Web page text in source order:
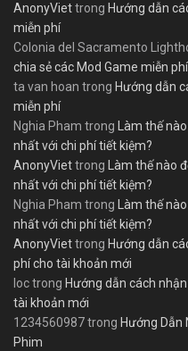
AnonyViettrong Hướng dẫn
miễn phí
Colonia del Sacramento
chia sẻ các Mod Game miễn
ta van hoan trong Hướng dẫn
miễn phí
Nghia Pham trong Làm thế
nhất với chi phí tiết kiệm?
AnonyViettrong Làm thế nào
nhất với chi phí tiết kiệm?
Nghia Pham trong Làm thế
nhất với chi phí tiết kiệm?
AnonyViettrong Hướng dẫn
phí cho tài khoản mới
loctrong Hướng dẫn cách
tài khoản mới
1234560987trong Hướng Dẫn
Phim